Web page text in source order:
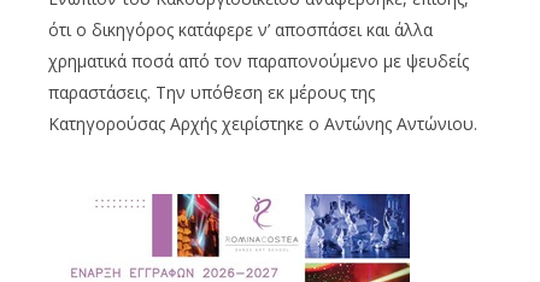
ότι ο δικηγόρος κατάφερε ν’ αποσπάσει και άλλα
χρηματικά ποσά από τον παραπονούμενο με ψευδείς
παραστάσεις. Την υπόθεση εκ μέρους της
Κατηγορούσας Αρχής χειρίστηκε ο Αντώνης Αντώνιου.